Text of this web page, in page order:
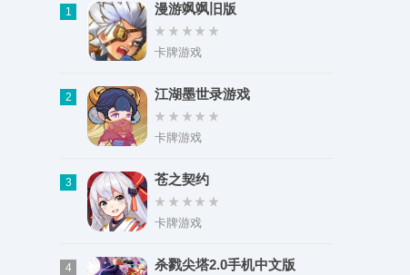
门口易测手机版
类型：学习办公
1 漫游飒飒旧版
卡牌游戏
2 江湖墨世录游戏
卡牌游戏
3 苍之契约
卡牌游戏
4 杀戮尖塔2.0手机中文版